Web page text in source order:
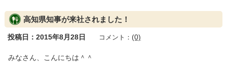
高知県知事が来社されました！
投稿日：2015年8月28日 コメント： (0)
みなさん、こんにちは＾＾